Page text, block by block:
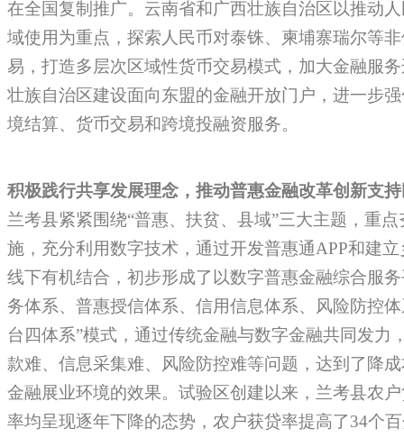
在全国复制推广。云南省和广西壮族自治区以推动
域使用为重点，探索人民币对泰铢、柬埔寨瑞尔等
易，打造多层次区域性货币交易模式，加大金融服
壮族自治区建设面向东盟的金融开放门户，进一步
境结算、货币交易和跨境投融资服务。
积极践行共享发展理念，推动普惠金融改革创新支
兰考县紧紧围绕“普惠、扶贫、县域”三大主题，重
施，充分利用数字技术，通过开发普惠通APP和建
线下有机结合，初步形成了以数字普惠金融综合服
务体系、普惠授信体系、信用信息体系、风险防控
台四体系”模式，通过传统金融与数字金融共同发力
款难、信息采集难、风险防控难等问题，达到了降
金融展业环境的效果。试验区创建以来，兰考县农
率均呈现逐年下降的态势，农户获贷率提高了34个